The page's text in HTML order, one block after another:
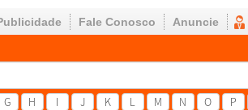
Fale Conosco Anuncie
G H I J K L M N O P